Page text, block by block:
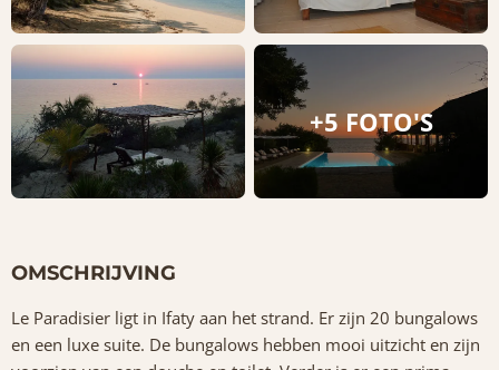
+5 FOTO'S
OMSCHRIJVING
Le Paradisier ligt in Ifaty aan het strand. Er zijn 20 bungalows
en een luxe suite. De bungalows hebben mooi uitzicht en zijn